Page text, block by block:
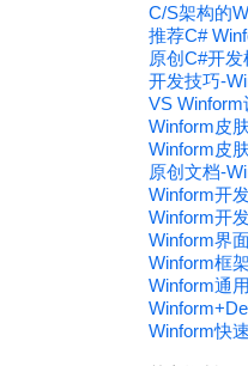
C/S架构的
推荐C#
原创C#开
开发技巧-
VS
Winform皮
Winform皮
原创文档-
Winform开
Winform开
Winform界
Winform框
Winform通
Winform快